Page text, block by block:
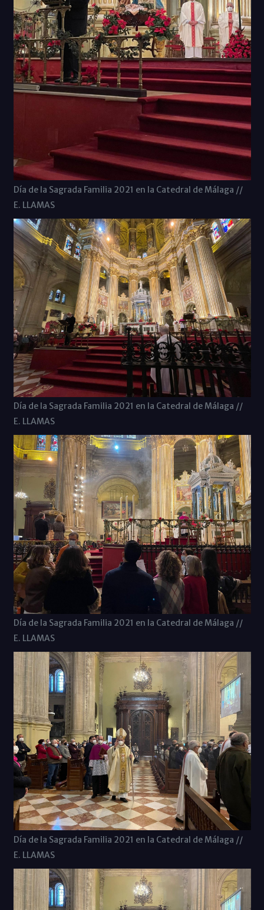
Día de la Sagrada Familia 2021 en la Catedral de Málaga //
E. LLAMAS
Día de la Sagrada Familia 2021 en la Catedral de Málaga //
E. LLAMAS
Día de la Sagrada Familia 2021 en la Catedral de Málaga //
E. LLAMAS
Día de la Sagrada Familia 2021 en la Catedral de Málaga //
E. LLAMAS